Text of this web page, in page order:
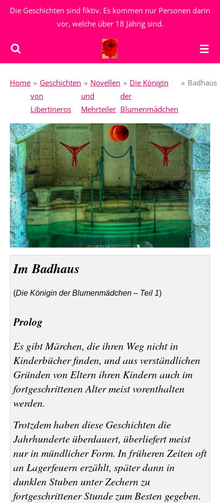
Zum
Die Geschichten sind fiktiv. Es kommen nur Personen darin
vor, welche über 18 Jährig sind.
Home » Geschichten
von
Libertineros
» Novellen
und
Mehrteiler
» Die Königin
der
Blumenmädchen
» Badhaus
Im Badhaus
(Die Königin der Blumenmädchen – Teil 1)
Prolog
Es gibt Märchen, die ihren Weg nicht in
Kinderbücher finden, und aus verständlichen
Gründen von Eltern ihren Kindern auch im
fortgeschrittenen Alter meist vorenthalten
werden.
Trotzdem haben diese Geschichten die
Jahrhunderte überdauert, überliefert meist
nur in mündlicher Form. In früheren Zeiten oft
an Lagerfeuern erzählt, später dann in
dunklen Stuben unter Zechern zu
fortgeschrittener Stunde zum Besten gegeben.